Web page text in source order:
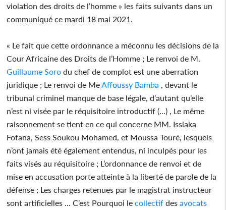
violation des droits de l’homme » les faits suivants dans un
communiqué ce mardi 18 mai 2021.
« Le fait que cette ordonnance a méconnu les décisions de la
Cour Africaine des Droits de l’Homme ; Le renvoi de M.
Guillaume Soro du chef de complot est une aberration
juridique ; Le renvoi de MeAffoussy Bamba , devant le
tribunal criminel manque de base légale, d’autant qu’elle
n’est ni visée par le réquisitoire introductif (...) , Le même
raisonnement se tient en ce qui concerne MM. Issiaka
Fofana, Sess Soukou Mohamed, et Moussa Touré, lesquels
n’ont jamais été également entendus, ni inculpés pour les
faits visés au réquisitoire ; L’ordonnance de renvoi et de
mise en accusation porte atteinte à la liberté de parole de la
défense ; Les charges retenues par le magistrat instructeur
sont artificielles ... C’est Pourquoi lecollectif desavocats